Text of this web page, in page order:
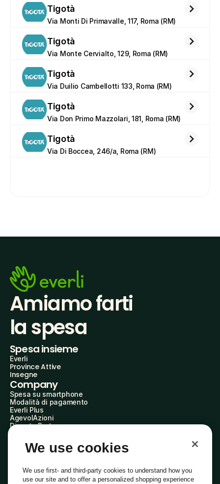
Tigotà
Via Monti Di Primavalle, 117, Roma (RM)
Tigotà
Via Monte Cervialto, 129, Roma (RM)
Tigotà
Via Duilio Cambellotti 133, Roma (RM)
Tigotà
Via Don Primo Mazzolari, 181, Roma (RM)
Tigotà
Via Di Boccea, 246/a, Roma (RM)
Amiamo farti
la spesa
Spesa insieme
Everli
Province Attive
Insegne
Company
Spesa su smartphone
Modalità di pagamento
Everli Plus
AgevolAzioni
Diventa Partner
Everli Shoppers
About Us
Everli News
Domande frequenti
We use cookies
We use first- and third-party cookies to understand how you
use our site and to offer a personalized shopping experience